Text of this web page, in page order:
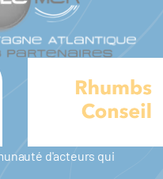
d'acteurs qui